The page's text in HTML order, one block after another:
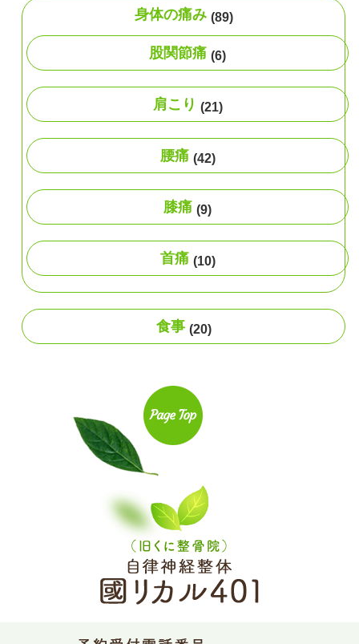
身体の痛み (89)
股関節痛 (6)
肩こり (21)
腰痛 (42)
膝痛 (9)
首痛 (10)
食事 (20)